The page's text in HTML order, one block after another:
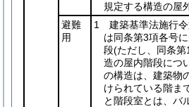
規定する構造の屋
避難
用
1 建築基準法施行令
は同条第3項各号
段(ただし、同条
造の屋内階段につ
の構造は、建築物
けられている階ま
と階段室とは、バ